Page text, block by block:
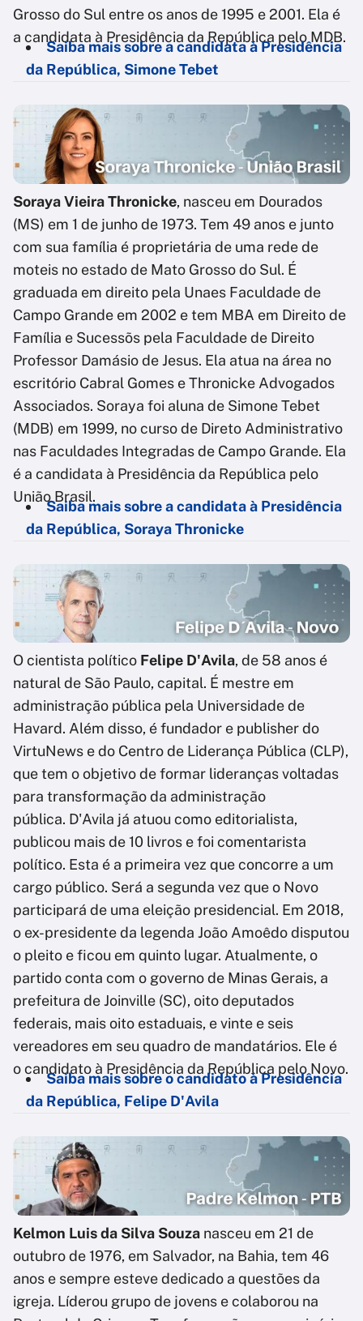
Grosso do Sul entre os anos de 1995 e 2001. Ela é
a candidata à Presidência da República pelo MDB.
Saiba mais sobre a candidata à Presidência
da República, Simone Tebet
Soraya Vieira Thronicke, nasceu em Dourados
(MS) em 1 de junho de 1973. Tem 49 anos e junto
com sua família é proprietária de uma rede de
moteis no estado de Mato Grosso do Sul. É
graduada em direito pela Unaes Faculdade de
Campo Grande em 2002 e tem MBA em Direito de
Família e Sucessõs pela Faculdade de Direito
Professor Damásio de Jesus. Ela atua na área no
escritório Cabral Gomes e Thronicke Advogados
Associados. Soraya foi aluna de Simone Tebet
(MDB) em 1999, no curso de Direto Administrativo
nas Faculdades Integradas de Campo Grande. Ela
é a candidata à Presidência da República pelo
União Brasil.
Saiba mais sobre a candidata à Presidência
da República, Soraya Thronicke
O cientista político Felipe D'Avila, de 58 anos é
natural de São Paulo, capital. É mestre em
administração pública pela Universidade de
Havard. Além disso, é fundador e publisher do
VirtuNews e do Centro de Liderança Pública (CLP),
que tem o objetivo de formar lideranças voltadas
para transformação da administração
pública. D'Avila já atuou como editorialista,
publicou mais de 10 livros e foi comentarista
político. Esta é a primeira vez que concorre a um
cargo público. Será a segunda vez que o Novo
participará de uma eleição presidencial. Em 2018,
o ex-presidente da legenda João Amoêdo disputou
o pleito e ficou em quinto lugar. Atualmente, o
partido conta com o governo de Minas Gerais, a
prefeitura de Joinville (SC), oito deputados
federais, mais oito estaduais, e vinte e seis
vereadores em seu quadro de mandatários. Ele é
o candidato à Presidência da República pelo Novo.
Saiba mais sobre o candidato à Presidência
da República, Felipe D'Avila
Kelmon Luis da Silva Souza nasceu em 21 de
outubro de 1976, em Salvador, na Bahia, tem 46
anos e sempre esteve dedicado a questões da
igreja. Líderou grupo de jovens e colaborou na